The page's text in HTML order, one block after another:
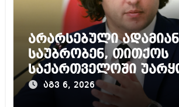
არარსებული
საუბრობენ, თითქოს
საქართველოში
გარემოა შექმნილი
ტურისტებისთვის,
აგვ 6, 2026